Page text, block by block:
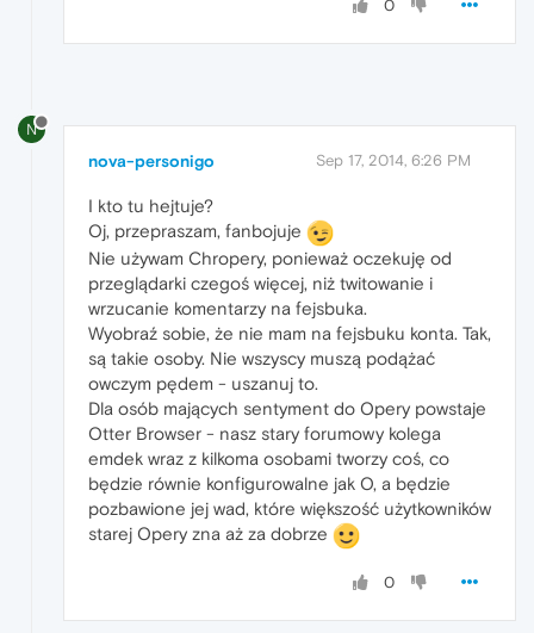
0
N
nova-personigo Sep 17, 2014, 6:26 PM
I kto tu hejtuje?
Oj, przepraszam, fanbojuje
Nie używam Chropery, ponieważ oczekuję od
przeglądarki czegoś więcej, niż twitowanie i
wrzucanie komentarzy na fejsbuka.
Wyobraź sobie, że nie mam na fejsbuku konta. Tak,
są takie osoby. Nie wszyscy muszą podążać
owczym pędem - uszanuj to.
Dla osób mających sentyment do Opery powstaje
Otter Browser - nasz stary forumowy kolega
emdek wraz z kilkoma osobami tworzy coś, co
będzie równie konfigurowalne jak O, a będzie
pozbawione jej wad, które większość użytkowników
starej Opery zna aż za dobrze
0